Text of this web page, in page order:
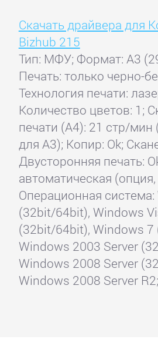
Скачать драйвера для
Bizhub 215
Тип: МФУ; Формат: A3
Печать: только черно-
Технология печати:
Количество цветов: 1;
печати (А4): 21 стр/мин
для А3); Копир: Ok;
Двусторонняя печать:
автоматическая
Операционная
(32bit/64bit), Windows
(32bit/64bit), Windows
Windows 2003 Server
Windows 2008 Server
Windows 2008 Server R2;